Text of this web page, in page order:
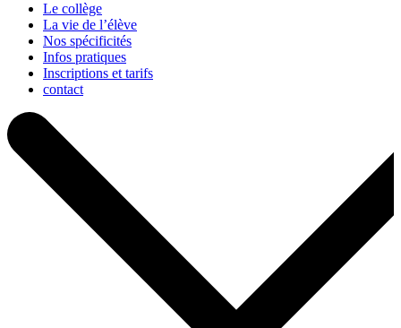
Le collège
La vie de l’élève
Nos spécificités
Infos pratiques
Inscriptions et tarifs
contact